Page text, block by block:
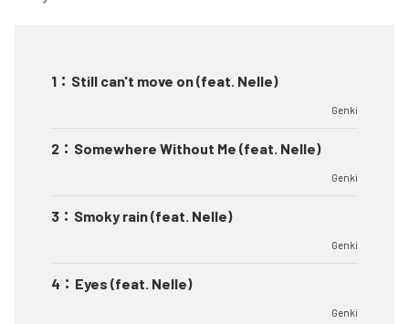
1 ： Still can't move on (feat. Nelle)
Genki
2 ： Somewhere Without Me (feat. Nelle)
Genki
3 ： Smoky rain (feat. Nelle)
Genki
4 ： Eyes (feat. Nelle)
Genki